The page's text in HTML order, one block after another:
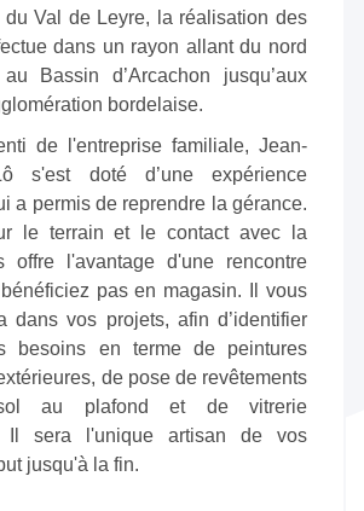
du Val de Leyre, la réalisation des
dans un rayon allant du nord
Bassin d’Arcachon jusqu’aux
bordelaise.
de l'entreprise familiale, Jean-
s'est doté d’une expérience
a permis de reprendre la gérance.
le terrain et le contact avec la
offre l'avantage d'une rencontre
pas en magasin. Il vous
dans vos projets, afin d’identifier
besoins en terme de peintures
de pose de revêtements
au plafond et de vitrerie
Il sera l'unique artisan de vos
jusqu'à la fin.